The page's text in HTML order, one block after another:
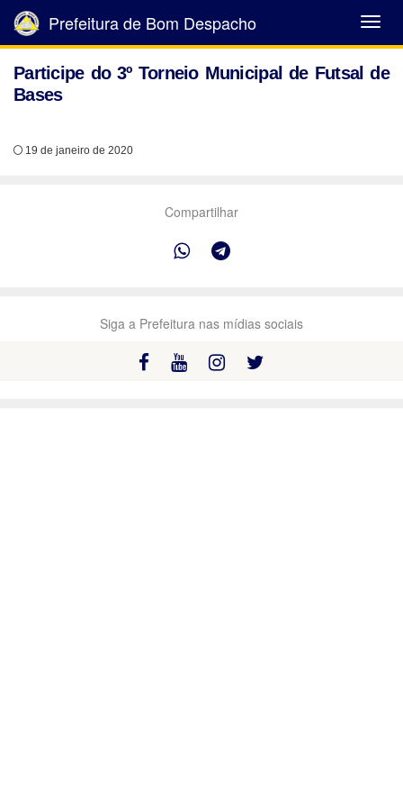
Abrir
Menu
Prefeitura de Bom Despacho
Participe do 3º Torneio Municipal de Futsal de
Bases
19 de janeiro de 2020
Compartilhar
Siga a Prefeitura nas mídias sociais